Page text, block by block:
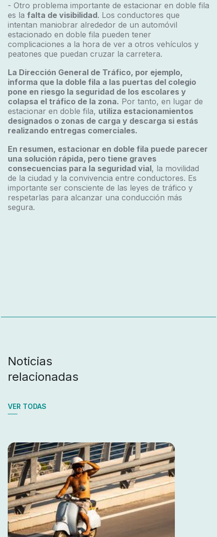
- Otro problema importante de estacionar en doble fila
es la falta de visibilidad. Los conductores que
intentan maniobrar alrededor de un automóvil
estacionado en doble fila pueden tener
complicaciones a la hora de ver a otros vehículos y
peatones que puedan cruzar la carretera.
La Dirección General de Tráfico, por ejemplo,
informa que la doble fila a las puertas del colegio
pone en riesgo la seguridad de los escolares y
colapsa el tráfico de la zona. Por tanto, en lugar de
estacionar en doble fila, utiliza estacionamientos
designados o zonas de carga y descarga si estás
realizando entregas comerciales.
En resumen, estacionar en doble fila puede parecer
una solución rápida, pero tiene graves
consecuencias para la seguridad vial, la movilidad
de la ciudad y la convivencia entre conductores. Es
importante ser consciente de las leyes de tráfico y
respetarlas para alcanzar una conducción más
segura.
Noticias
relacionadas
VER TODAS